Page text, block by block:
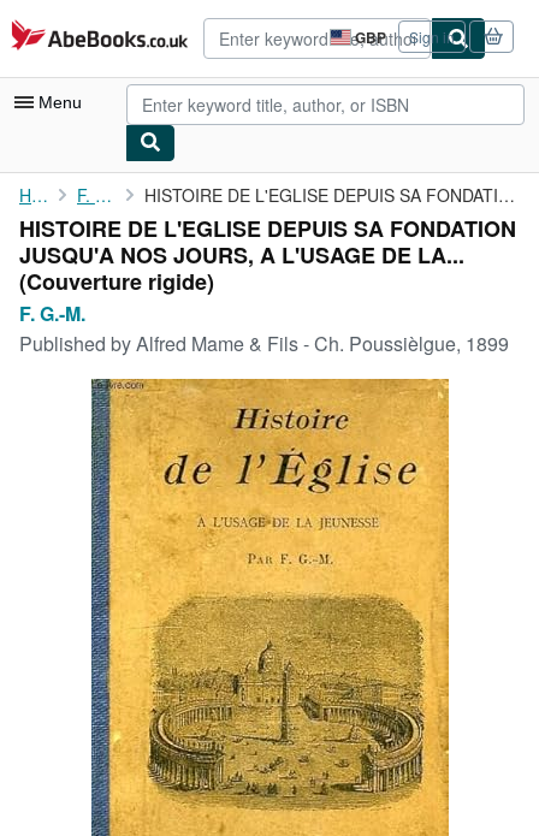
Skip to main content
AbeBooks.co.uk GBP
Site
shopping
preferences
Sign in
Menu
My Account
My Purchases
Advanced Search
Browse Collections
Art & Collectables
Textbooks
Start Selling
CLOSE
Home F. G.-M. HISTOIRE DE L'EGLISE DEPUIS SA FONDATION JUSQU'A NOS JOURS, A ...
HISTOIRE DE L'EGLISE DEPUIS SA FONDATION
JUSQU'A NOS JOURS, A L'USAGE DE LA...
(Couverture rigide)
F. G.-M.
Published byAlfred Mame & Fils - Ch. Poussièlgue, 1899